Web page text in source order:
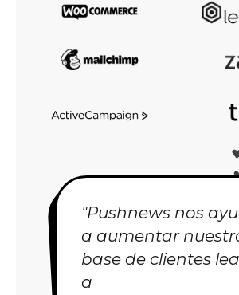
"Pushnews nos
a aumentar
base de clientes
a